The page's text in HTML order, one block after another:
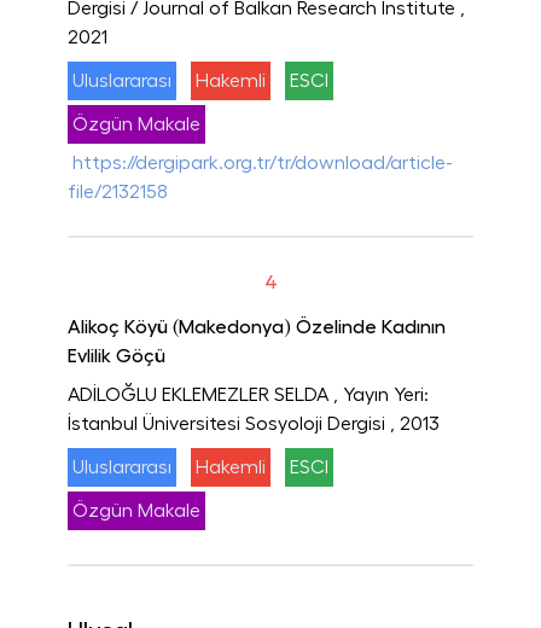
Dergisi / Journal of Balkan Research Institute
2021
Uluslararası Hakemli ESCI
Özgün Makale
https://dergipark.org.tr/tr/download/article-
file/2132158
4
Alikoç Köyü (Makedonya) Özelinde Kadının
Evlilik Göçü
ADİLOĞLU EKLEMEZLER SELDA
, Yayın Yeri:
İstanbul Üniversitesi Sosyoloji Dergisi
, 2013
Uluslararası Hakemli ESCI
Özgün Makale